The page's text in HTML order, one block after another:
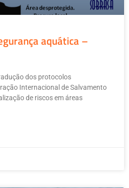
aquática –
dos protocolos
Internacional de Salvamento
de riscos em áreas